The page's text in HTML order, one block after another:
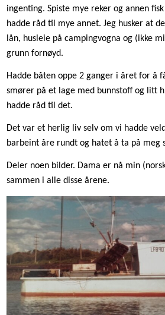
ingenting. Spiste mye reker og annen
hadde råd til mye annet. Jeg husker at
lån, husleie på campingvogna og (ikke
grunn fornøyd.
Hadde båten oppe 2 ganger i året for å
smører på et lage med bunnstoff og litt
hadde råd til det.
Det var et herlig liv selv om vi hadde
barbeint åre rundt og hatet å ta på meg
Deler noen bilder. Dama er nå min
sammen i alle disse årene.